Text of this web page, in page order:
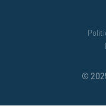
©